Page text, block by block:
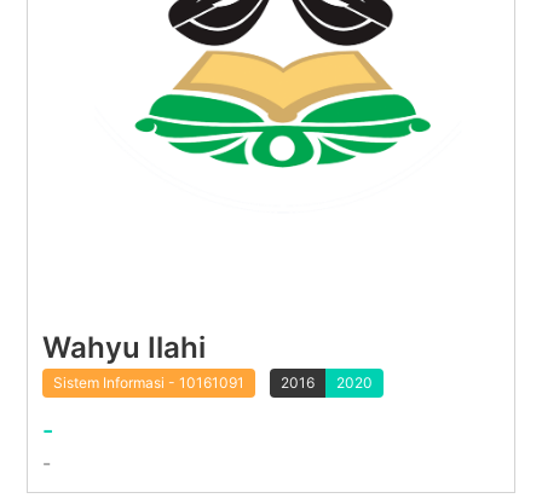
Wahyu Ilahi
Sistem Informasi - 10161091 2016 2020
-
-